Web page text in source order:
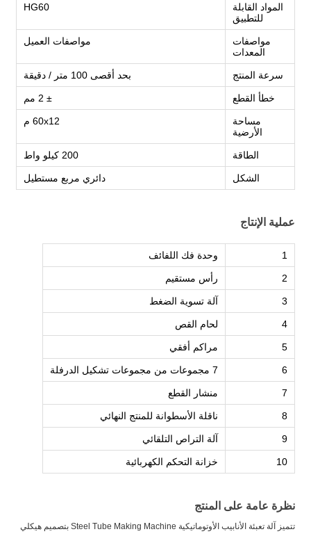
المواد القابلة
للتطبيق
HG60
مواصفات
المعدات
مواصفات العميل
سرعة المنتج بحد أقصى 100 متر / دقيقة
خطأ القطع ± 2 مم
مساحة
الأرضية
60x12 م
الطاقة 200 كيلو واط
الشكل دائري مربع مستطيل
عملية الإنتاج
1 وحدة فك اللفائف
2 رأس مستقيم
3 آلة تسوية الضغط
4 لحام القص
5 مراكم أفقي
6 7 مجموعات من مجموعات تشكيل الدرفلة
7 منشار القطع
8 ناقلة الأسطوانة للمنتج النهائي
9 آلة التراص التلقائي
10 خزانة التحكم الكهربائية
نظرة عامة على المنتج
تتميز آلة تعبئة الأنابيب الأوتوماتيكية Steel Tube Making Machine بتصميم هيكلي